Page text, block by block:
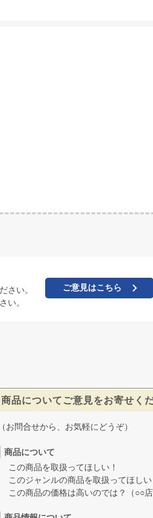
さい。
い。
ご意見はこちら
商品についてご意見をお寄せく
（お問合せから、お気軽にどうぞ）
商品について
この商品を取扱ってほしい！
このジャンルの商品を取扱ってほしい
この商品の価格は高いのでは？（○○